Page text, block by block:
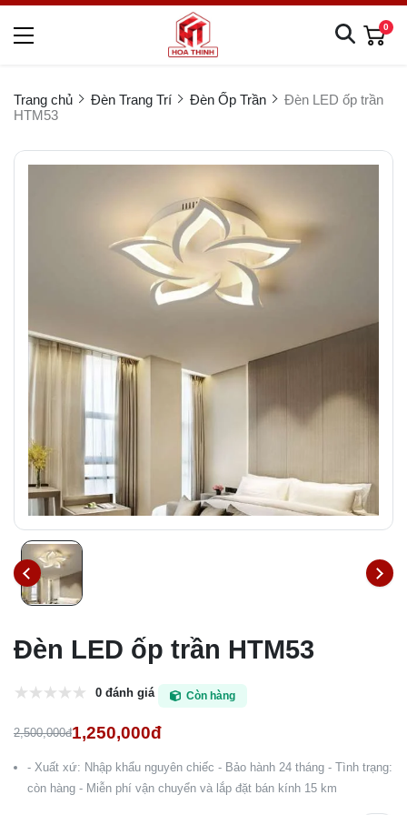
0
Trang chủ Đèn Trang Trí Đèn Ốp Trần
Đèn LED ốp trần
HTM53
Đèn LED ốp trần HTM53
0 đánh giá Còn hàng
2,500,000đ1,250,000đ
- Xuất xứ: Nhập khẩu nguyên chiếc - Bảo hành 24 tháng - Tình trạng:
còn hàng - Miễn phí vận chuyển và lắp đặt bán kính 15 km